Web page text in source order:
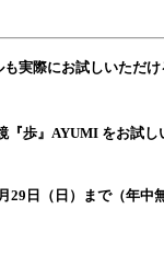
も実際にお試しいただ
『歩』AYUMI をお試し
29日（日）まで（年中無